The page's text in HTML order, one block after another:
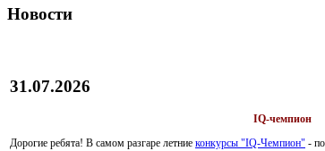
Новости
31.07.2026
IQ-чемпион
Дорогие ребята! В самом разгаре летние конкурсы "IQ-Чемпион" -